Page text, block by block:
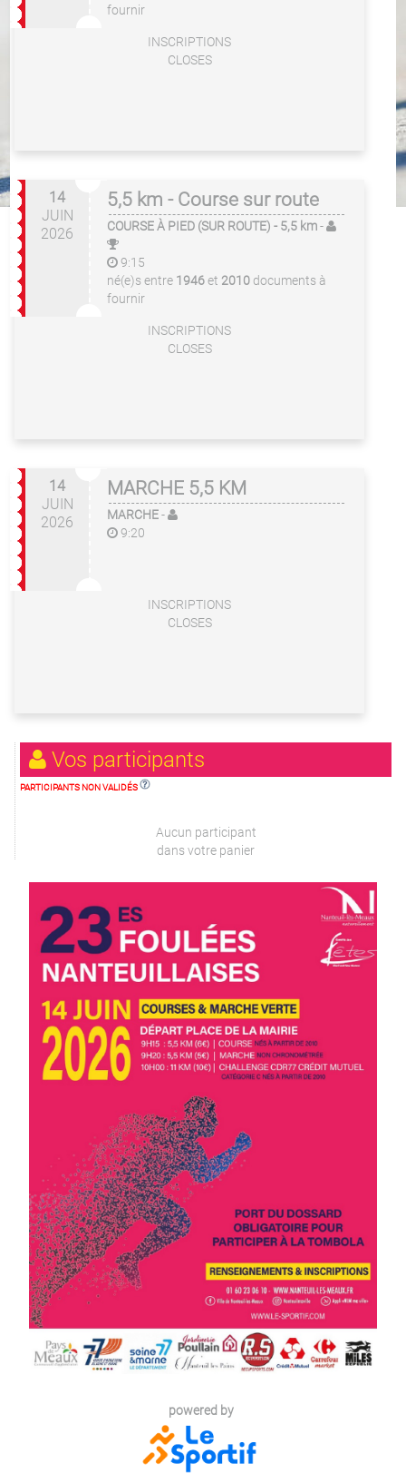
fournir
INSCRIPTIONS
CLOSES
14
JUIN
2026
5,5 km - Course sur route
COURSE À PIED (SUR ROUTE) - 5,5 km-
9:15
né(e)s entre 1946et 2010 documents à
fournir
INSCRIPTIONS
CLOSES
14
JUIN
2026
MARCHE 5,5 KM
MARCHE-
9:20
INSCRIPTIONS
CLOSES
Vos participants
PARTICIPANTS NON VALIDÉS
Aucun participant
dans votre panier
powered by